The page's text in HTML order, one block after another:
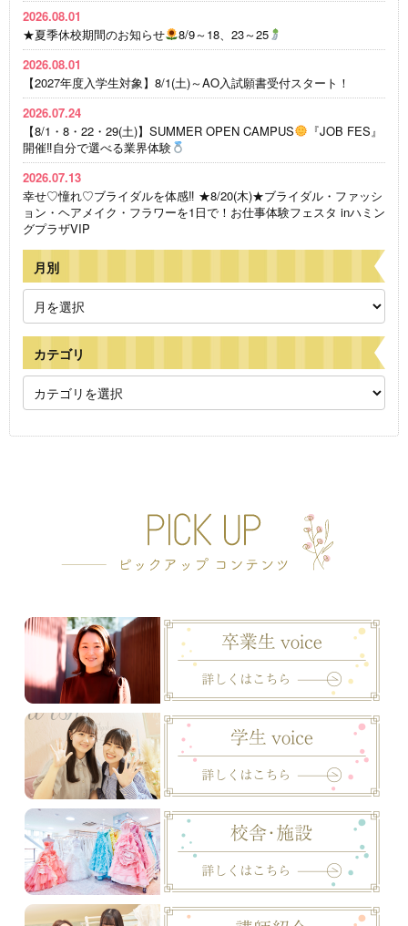
2026.08.01
★夏季休校期間のお知らせ
8/9～18、23～25
2026.08.01
【2027年度入学生対象】8/1(土)～AO入試願書受付スタート！
2026.07.24
【8/1・8・22・29(土)】SUMMER OPEN CAMPUS
『JOB FES』
開催‼自分で選べる業界体験
2026.07.13
幸せ♡憧れ♡ブライダルを体感‼ ★8/20(木)★ブライダル・ファッシ
ョン・ヘアメイク・フラワーを1日で！お仕事体験フェスタ inハミン
グプラザVIP
月別
カテゴリ